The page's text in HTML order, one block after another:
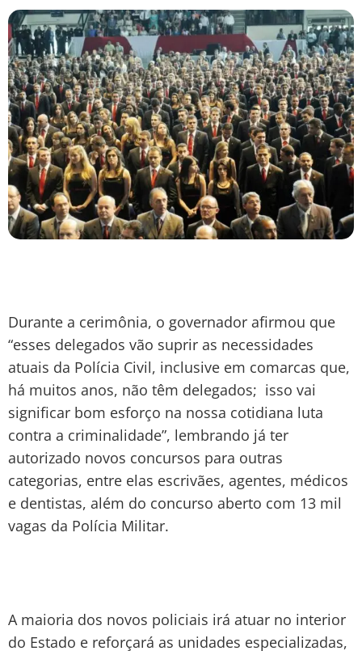
Durante a cerimônia, o governador afirmou que
“esses delegados vão suprir as necessidades
atuais da Polícia Civil, inclusive em comarcas que,
há muitos anos, não têm delegados; isso vai
significar bom esforço na nossa cotidiana luta
contra a criminalidade”, lembrando já ter
autorizado novos concursos para outras
categorias, entre elas escrivães, agentes, médicos
e dentistas, além do concurso aberto com 13 mil
vagas da Polícia Militar.
A maioria dos novos policiais irá atuar no interior
do Estado e reforçará as unidades especializadas,